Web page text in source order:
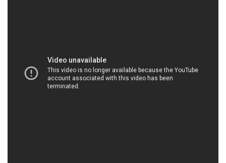
cung ứng hóa chất tại Thành phố Hồ Chí Minh
Công Ty Hóa Chất Đắc Trường Phát là một doanh